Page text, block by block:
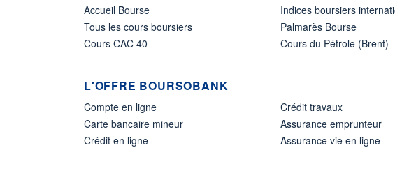
Accueil Bourse
Tous les cours boursiers
Cours CAC 40
Indices boursiers
Palmarès Bourse
Cours du Pétrole (Brent)
L'OFFRE BOURSOBANK
Compte en ligne
Carte bancaire mineur
Crédit en ligne
Crédit travaux
Assurance emprunteur
Assurance vie en ligne